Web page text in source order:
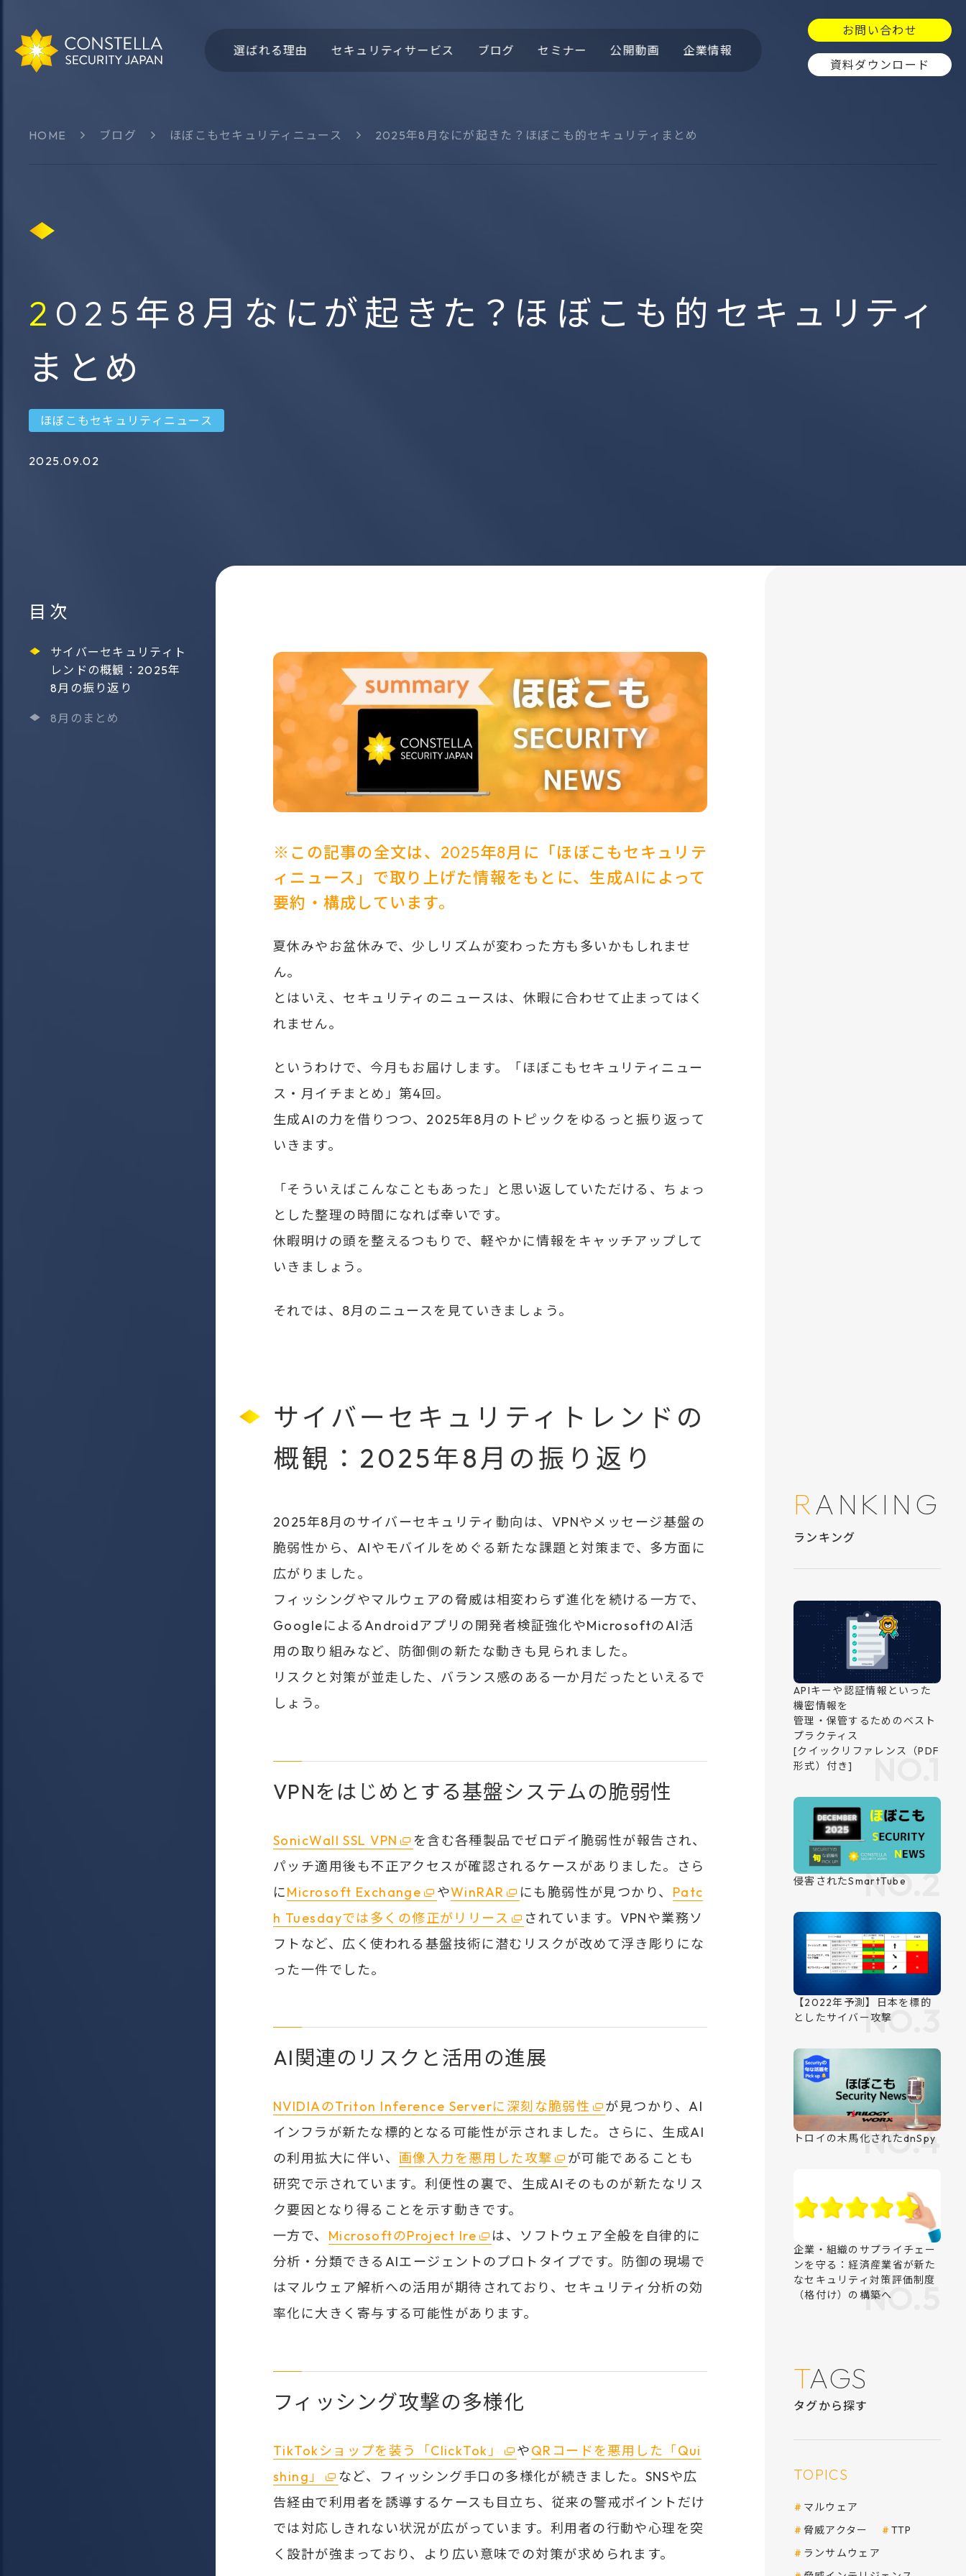
選ばれる理由 セキュリティサービス
情報作戦分析フレームワー
ク
ThreatVision
ブログ セミナー 公開動画 企業情報
お問い合わせ
資料ダウンロード
HOME ブログ ほぼこもセキュリティニュース 2025年8月なにが起きた？ほぼこも的セキュリティまとめ
2025年8月なにが起きた？ほぼこも的セキュリティ
まとめ
ほぼこもセキュリティニュース
2025.09.02
目次
サイバーセキュリティト
レンドの概観：2025年
8月の振り返り
8月のまとめ
※この記事の全文は、2025年8月に「ほぼこもセキュリテ
ィニュース」で取り上げた情報をもとに、生成AIによって
要約・構成しています。
夏休みやお盆休みで、少しリズムが変わった方も多いかもしれませ
ん。
とはいえ、セキュリティのニュースは、休暇に合わせて止まってはく
れません。
というわけで、今月もお届けします。「ほぼこもセキュリティニュー
ス・月イチまとめ」第4回。
生成AIの力を借りつつ、2025年8月のトピックをゆるっと振り返って
いきます。
「そういえばこんなこともあった」と思い返していただける、ちょっ
とした整理の時間になれば幸いです。
休暇明けの頭を整えるつもりで、軽やかに情報をキャッチアップして
いきましょう。
それでは、8月のニュースを見ていきましょう。
サイバーセキュリティトレンドの
概観：2025年8月の振り返り
2025年8月のサイバーセキュリティ動向は、VPNやメッセージ基盤の
脆弱性から、AIやモバイルをめぐる新たな課題と対策まで、多方面に
広がりました。
フィッシングやマルウェアの脅威は相変わらず進化を続ける一方で、
GoogleによるAndroidアプリの開発者検証強化やMicrosoftのAI活
用の取り組みなど、防御側の新たな動きも見られました。
リスクと対策が並走した、バランス感のある一か月だったといえるで
しょう。
VPNをはじめとする基盤システムの脆弱性
SonicWall SSL VPN
を含む各種製品でゼロデイ脆弱性が報告され、
パッチ適用後も不正アクセスが確認されるケースがありました。さら
にMicrosoft Exchange やWinRAR にも脆弱性が見つかり、 Patc
h Tuesdayでは多くの修正がリリース
されています。VPNや業務ソ
フトなど、広く使われる基盤技術に潜むリスクが改めて浮き彫りにな
った一件でした。
AI関連のリスクと活用の進展
NVIDIAのTriton Inference Serverに深刻な脆弱性
が見つかり、AI
インフラが新たな標的となる可能性が示されました。さらに、生成AI
の利用拡大に伴い、 画像入力を悪用した攻撃
が可能であることも
研究で示されています。利便性の裏で、生成AIそのものが新たなリス
ク要因となり得ることを示す動きです。
一方で、 MicrosoftのProject Ire
は、ソフトウェア全般を自律的に
分析・分類できるAIエージェントのプロトタイプです。防御の現場で
はマルウェア解析への活用が期待されており、セキュリティ分析の効
率化に大きく寄与する可能性があります。
フィッシング攻撃の多様化
TikTokショップを装う「ClickTok」 やQRコードを悪用した「Qui
shing」
など、フィッシング手口の多様化が続きました。SNSや広
告経由で利用者を誘導するケースも目立ち、従来の警戒ポイントだけ
では対応しきれない状況が広がっています。利用者の行動や心理を突
く設計が強まっており、より広い意味での対策が求められます。